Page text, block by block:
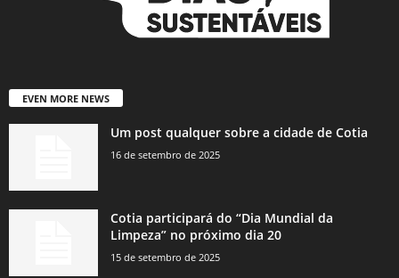
EVEN MORE NEWS
Um post qualquer sobre a cidade de Cotia
16 de setembro de 2025
Cotia participará do “Dia Mundial da
Limpeza” no próximo dia 20
15 de setembro de 2025